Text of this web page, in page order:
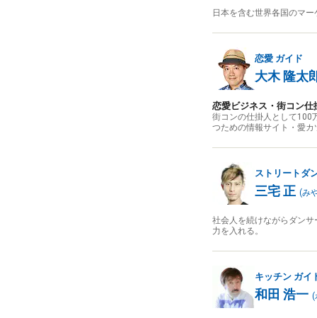
日本を含む世界各国のマ
恋愛 ガイド
大木 隆太
恋愛ビジネス・街コン
街コンの仕掛人として100
つための情報サイト・愛
ストリートダ
三宅 正 (み
社会人を続けながらダン
力を入れる。
キッチン ガイ
和田 浩一 (